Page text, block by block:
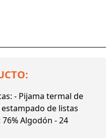
- Pijama termal de
de listas
Algodón - 24